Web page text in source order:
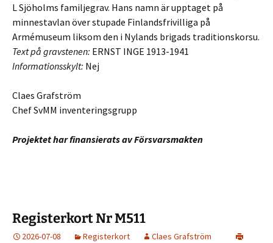
L Sjöholms familjegrav. Hans namn är upptaget på
minnestavlan över stupade Finlandsfrivilliga på
Armémuseum liksom den i Nylands brigads traditionskorsu.
Text på gravstenen: ERNST INGE 1913-1941
Informationsskylt: Nej
Claes Grafström
Chef SvMM inventeringsgrupp
Projektet har finansierats av Försvarsmakten
Registerkort Nr M511
2026-07-08 Registerkort
Claes Grafström